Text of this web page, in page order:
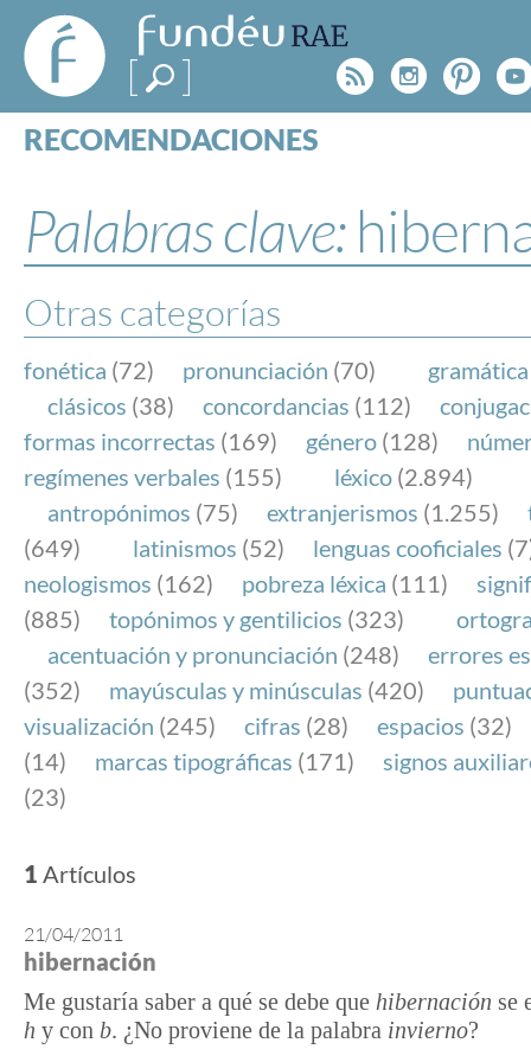
FundéuRAE
- Fundación
del Español
Urgente
Rss
RECOMENDACIONES
ESPECIALES
BLOG
NOTICIAS
SOBRE LA FUNDÉURAE
FundéuRAE es una fundación patrocinada por la
y la Real Academia Española, cuyo objetivo es
el buen uso del español en los medios de
Internet.
Palabras clave:
Otras categorías
fonética (72) pronunciación (70) gramática
clásicos (38) concordancias (112)
formas incorrectas (169) género (128)
regímenes verbales (155) léxico (2.894)
antropónimos (75) extranjerismos (1.255)
(649)
latinismos (52) lenguas cooficiales
neologismos (162) pobreza léxica (111)
(885)
topónimos y gentilicios (323)
acentuación y pronunciación (248)
errores
(352)
mayúsculas y minúsculas (420)
visualización (245) cifras (28) espacios (32)
(14)
marcas tipográficas (171)
signos
(23)
1 Artículos
21/04/2011
hibernación
Me gustaría saber a qué se debe que hibernación se
h y con b. ¿No proviene de la palabra invierno?